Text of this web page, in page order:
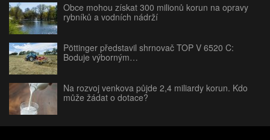
Obce mohou získat 300 milionů korun na opravy
rybníků a vodních nádrží
Pöttinger představil shrnovač TOP V 6520 C:
Boduje výborným…
Na rozvoj venkova půjde 2,4 miliardy korun. Kdo
může žádat o dotace?